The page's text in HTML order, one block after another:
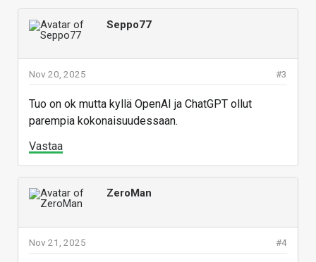
Seppo77
#3
Nov 20, 2025
Tuo on ok mutta kyllä OpenAI ja ChatGPT ollut
parempia kokonaisuudessaan.
Vastaa
ZeroMan
#4
Nov 21, 2025